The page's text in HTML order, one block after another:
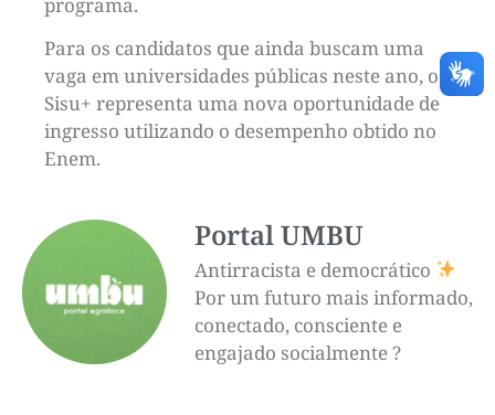
Para os candidatos que ainda buscam uma
vaga em universidades públicas neste ano, o
Sisu+ representa uma nova oportunidade de
ingresso utilizando o desempenho obtido no
Enem.
Portal UMBU
Antirracista e democrático
Por um futuro mais informado,
conectado, consciente e
engajado socialmente ?